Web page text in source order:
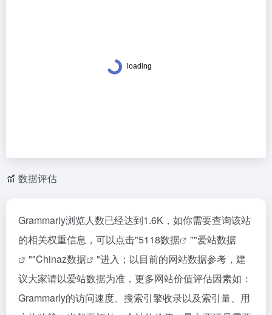
数据评估
Grammarly浏览人数已经达到1.6K，如你需要查询该站
的相关权重信息，可以点击"5118数据 ""爱站数据
""Chinaz数据
"进入；以目前的网站数据参考，建
议大家请以爱站数据为准，更多网站价值评估因素如：
Grammarly的访问速度、搜索引擎收录以及索引量、用